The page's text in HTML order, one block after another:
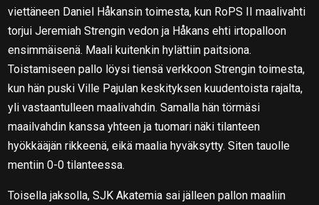
viettäneen Daniel Håkansin toimesta, kun RoPS II maalivahti
torjui Jeremiah Strengin vedon ja Håkans ehti irtopalloon
ensimmäisenä. Maali kuitenkin hylättiin paitsiona.
Toistamiseen pallo löysi tiensä verkkoon Strengin toimesta,
kun hän puski Ville Pajulan keskityksen kuudentoista rajalta,
yli vastaantulleen maalivahdin. Samalla hän törmäsi
maailvahdin kanssa yhteen ja tuomari näki tilanteen
hyökkääjän rikkeenä, eikä maalia hyväksytty. Siten tauolle
mentiin 0-0 tilanteessa.
Toisella jaksolla, SJK Akatemia sai jälleen pallon maaliin